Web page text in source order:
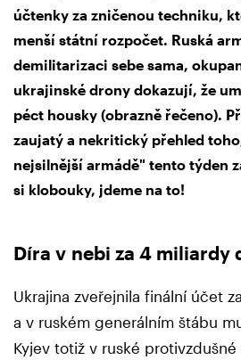
účtenky za zničenou techniku,
menší státní rozpočet. Ruská
demilitarizaci sebe sama,
ukrajinské drony dokazují, že
péct housky (obrazně řečeno).
zaujatý a nekritický přehled
nejsilnější armádě" tento týden
si klobouky, jdeme na to!
Díra v nebi za 4 miliardy
Ukrajina zveřejnila finální účet
a v ruském generálním štábu
Kyjev totiž v ruské